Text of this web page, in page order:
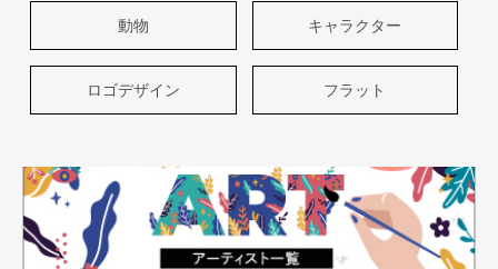
動物 キャラクター
ロゴデザイン フラット